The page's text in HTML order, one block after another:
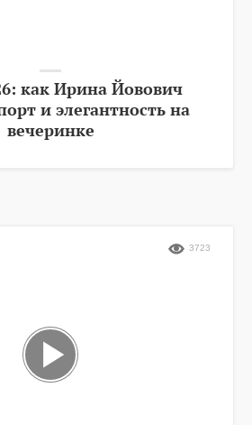
как Ирина Йовович
и элегантность на
вечеринке
3723